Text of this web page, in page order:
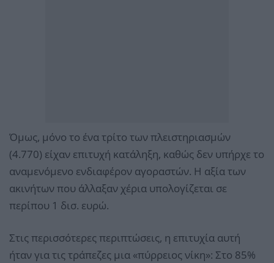
Όμως, μόνο το ένα τρίτο των πλειστηριασμών
(4.770) είχαν επιτυχή κατάληξη, καθώς δεν υπήρχε το
αναμενόμενο ενδιαφέρον αγοραστών. Η αξία των
ακινήτων που άλλαξαν χέρια υπολογίζεται σε
περίπου 1 δισ. ευρώ.
Στις περισσότερες περιπτώσεις, η επιτυχία αυτή
ήταν για τις τράπεζες μια «πύρρειος νίκη»: Στο 85%